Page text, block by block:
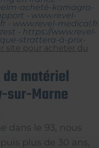
acheté-kamagra-
www.revel-
www.revel-medical.fr
https://www.revel-
strattera-à-prix-
site pour acheter du
matériel
sur-Marne
dans le 93, nous
plus de 30 ans,